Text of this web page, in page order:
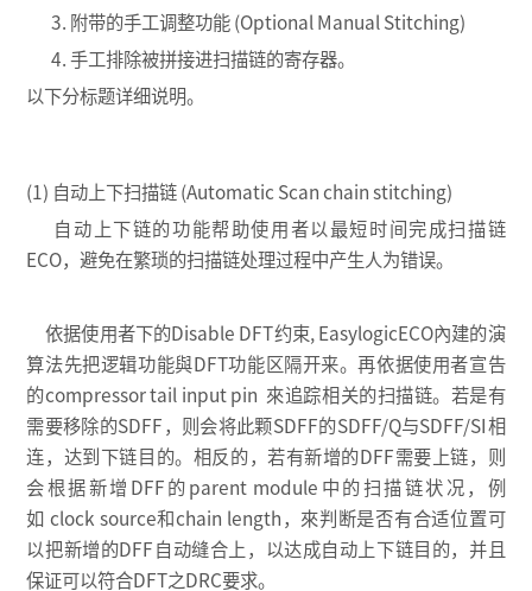
3. 附带的手工调整功能 (Optional Manual Stitching)
4. 手工排除被拼接进扫描链的寄存器。
以下分标题详细说明。
(1) 自动上下扫描链 (Automatic Scan chain stitching)
自动上下链的功能帮助使用者以最短时间完成扫描链
ECO，避免在繁琐的扫描链处理过程中产生人为错误。
依据使用者下的Disable DFT约束, EasylogicECO內建的演
算法先把逻辑功能與DFT功能区隔开来。再依据使用者宣告
的compressor tail input pin 來追踪相关的扫描链。若是有
需要移除的SDFF，则会将此颗SDFF的SDFF/Q与SDFF/SI相
连，达到下链目的。相反的，若有新增的DFF需要上链，则
会根据新增DFF的parent module中的扫描链状况，例
如 clock source和chain length，來判断是否有合适位置可
以把新增的DFF自动缝合上，以达成自动上下链目的，并且
保证可以符合DFT之DRC要求。